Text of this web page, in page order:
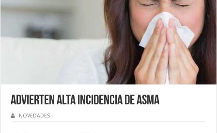
Advierten alta incidencia de asma
NOVEDADES